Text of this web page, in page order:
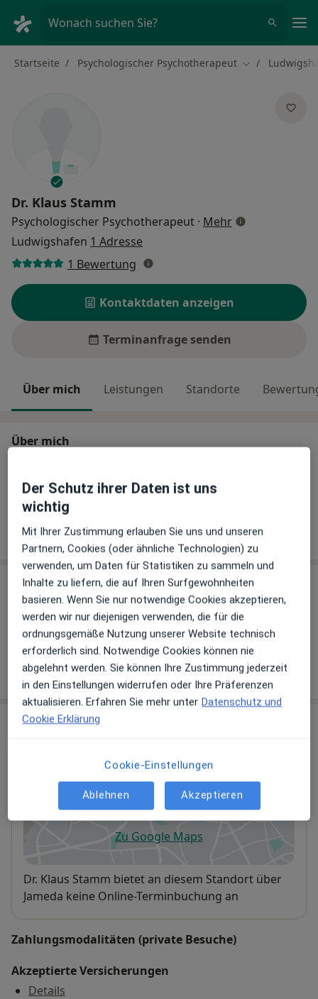
Wonach suchen Sie?
Startseite Psychologischer Psychotherapeut Stadt ändern
Dr. Klaus Stamm
Psychologischer Psychotherapeut · Mehrüber
Ludwigshafen 1 Adresse
1 Bewertung
Kontaktdaten anzeigen
Terminanfrage senden
Über mich Leistungen Standorte
Über mich
ADHS Depressionen
Mehr Details anzeigen
über Erfahrungen
Leistungen
Keine Informationen über Leistungen und Kosten
Auf diesem Profil wurden noch keine Informationen
über Leistungen hinzugefügt.
Praxis
Praxis Klaus Stamm Kinder- und
Bismarckstr. 57, , 67059Ludwigshafen
Zu Google Mapsöffnet in einer neuen
Verfügbarkeit
Dr. Klaus Stamm bietet an diesem Standort über
Jameda keine Online-Terminbuchung an
Zahlungsmodalitäten (private Besuche)
Akzeptierte Versicherungen
Details
Der Schutz ihrer Daten ist uns
wichtig
Mit Ihrer Zustimmung erlauben Sie uns und unseren
Partnern, Cookies (oder ähnliche Technologien) zu
verwenden, um Daten für Statistiken zu sammeln und
Inhalte zu liefern, die auf Ihren Surfgewohnheiten
basieren. Wenn Sie nur notwendige Cookies akzeptieren,
werden wir nur diejenigen verwenden, die für die
ordnungsgemäße Nutzung unserer Website technisch
erforderlich sind. Notwendige Cookies können nie
abgelehnt werden. Sie können Ihre Zustimmung jederzeit
in den Einstellungen widerrufen oder Ihre Präferenzen
aktualisieren. Erfahren Sie mehr unter Datenschutz und
Cookie Erklärung
Cookie-Einstellungen
Ablehnen Akzeptieren